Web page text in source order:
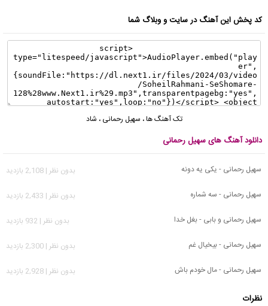
کد پخش این آهنگ در سایت و وبلاگ شما
تک آهنگ ها، سهیل رحمانی ، شاد
دانلود آهنگ های سهیل رحمانی
سهیل رحمانی - یکی یه دونه
بدون نظر | 2,108 بازدید
سهیل رحمانی - سه شماره
بدون نظر | 2,433 بازدید
سهیل رحمانی و بابی - بغل خدا
بدون نظر | 932 بازدید
سهیل رحمانی - بیخیال غم
بدون نظر | 2,300 بازدید
سهیل رحمانی - مال خودم باش
بدون نظر | 2,928 بازدید
نظرات